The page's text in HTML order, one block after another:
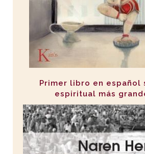
Primer libro en
espiritual más